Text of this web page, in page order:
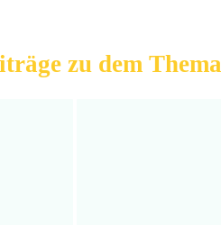
zu dem Thema